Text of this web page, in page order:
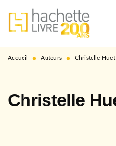
MENU RECHERCHE
PIED DE PAGE
Accueil • Auteurs • Christelle
Christelle